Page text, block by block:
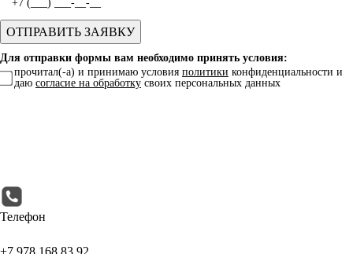
Для отправки формы вам необходимо принять условия:
прочитал(-а) и принимаю условия политики конфиденциальности и
даю согласие на обработку своих персональных данных
Телефон